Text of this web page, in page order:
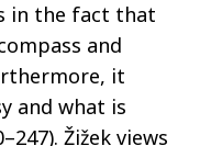
in the fact that
and
it
and what is
Žižek views